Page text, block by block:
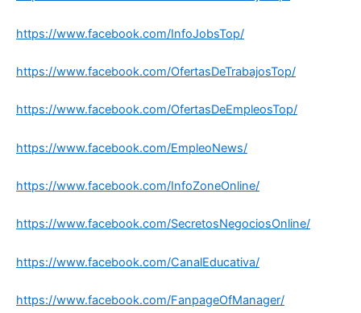
https://www.facebook.com/InfoJobsTop/
https://www.facebook.com/OfertasDeTrabajosTop/
https://www.facebook.com/OfertasDeEmpleosTop/
https://www.facebook.com/EmpleoNews/
https://www.facebook.com/InfoZoneOnline/
https://www.facebook.com/SecretosNegociosOnline/
https://www.facebook.com/CanalEducativa/
https://www.facebook.com/FanpageOfManager/